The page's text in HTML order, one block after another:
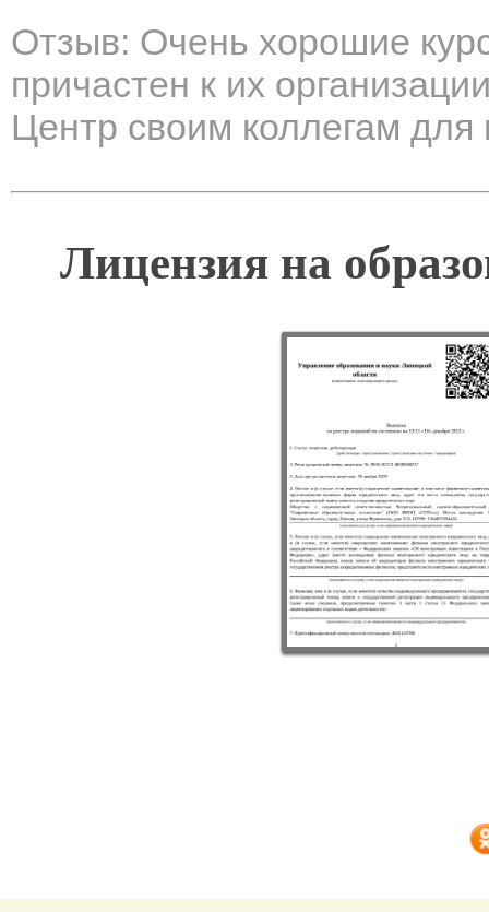
Отзыв: Очень хорошие
причастен к их
Центр своим коллегам
Лицензия на